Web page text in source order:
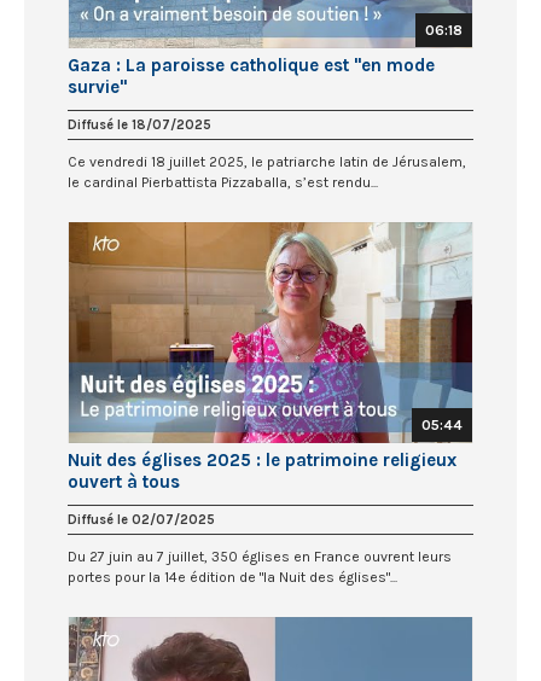
06:18
Gaza : La paroisse catholique est "en mode
survie"
Diffusé le 18/07/2025
Ce vendredi 18 juillet 2025, le patriarche latin de Jérusalem,
le cardinal Pierbattista Pizzaballa, s’est rendu...
05:44
Nuit des églises 2025 : le patrimoine religieux
ouvert à tous
Diffusé le 02/07/2025
Du 27 juin au 7 juillet, 350 églises en France ouvrent leurs
portes pour la 14e édition de "la Nuit des églises"...